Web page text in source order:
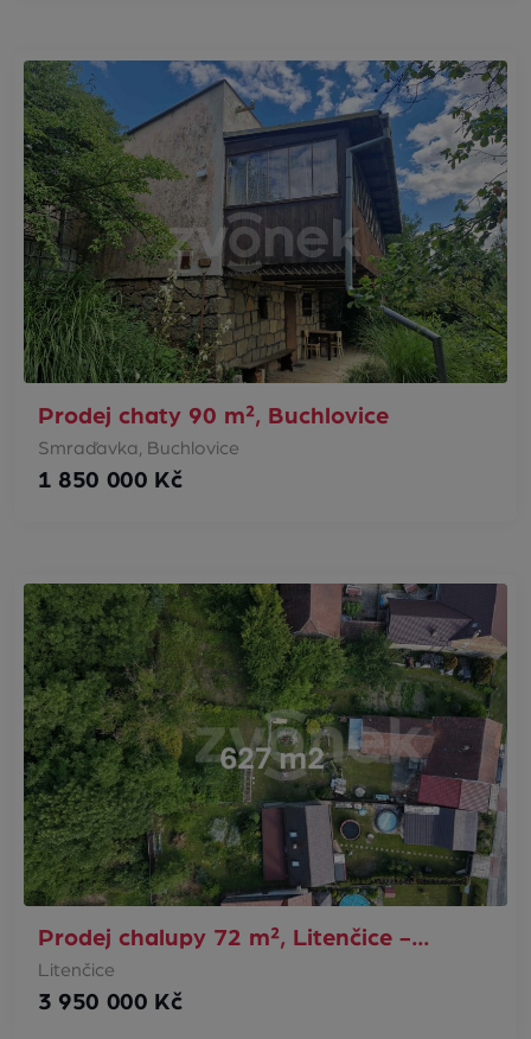
Prodej chaty 90 m², Buchlovice
Smraďavka, Buchlovice
1 850 000 Kč
Prodej chalupy 72 m², Litenčice -…
Litenčice
3 950 000 Kč